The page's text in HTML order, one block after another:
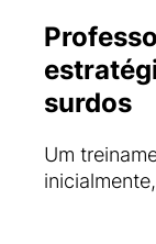
surdos
Um